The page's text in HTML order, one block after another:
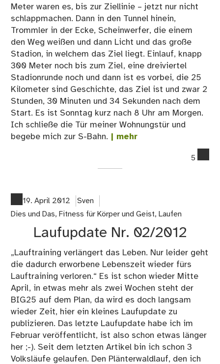
Meter waren es, bis zur Ziellinie – jetzt nur nicht
schlappmachen. Dann in den Tunnel hinein,
Trommler in der Ecke, Scheinwerfer, die einem
den Weg weißen und dann Licht und das große
Stadion, in welchem das Ziel liegt. Einlauf, knapp
300 Meter noch bis zum Ziel, eine dreiviertel
Stadionrunde noch und dann ist es vorbei, die 25
Kilometer sind Geschichte, das Ziel ist und zwar 2
Stunden, 30 Minuten und 34 Sekunden nach dem
Start. Es ist Sonntag kurz nach 8 Uhr am Morgen.
Ich schließe die Tür meiner Wohnungstür und
begebe mich zur S-Bahn. | mehr
5
19. April 2012
Sven
Dies und Das, Fitness für Körper und Geist, Laufen
Laufupdate Nr. 02/2012
„Lauftraining verlängert das Leben. Nur leider geht
die dadurch erworbene Lebenszeit wieder fürs
Lauftraining verloren.“ Es ist schon wieder Mitte
April, in etwas mehr als zwei Wochen steht der
BIG25 auf dem Plan, da wird es doch langsam
wieder Zeit, hier ein kleines Laufupdate zu
publizieren. Das letzte Laufupdate habe ich im
Februar veröffentlicht, ist also schon etwas länger
her ;-). Seit dem letzten Artikel bin ich schon 3
Volksläufe gelaufen. Den Plänterwaldlauf, den ich